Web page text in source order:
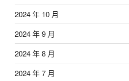
2024 年 10 月
2024 年 9 月
2024 年 8 月
2024 年 7 月